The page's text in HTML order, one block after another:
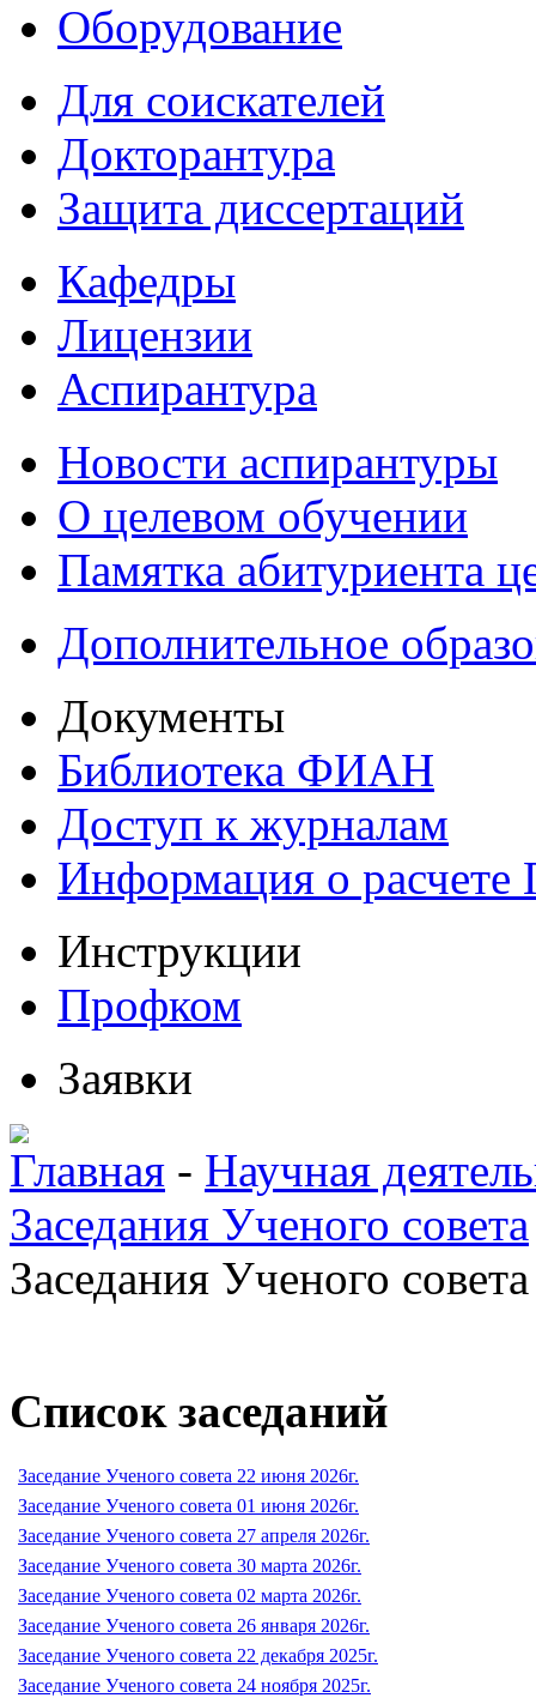
Оборудование
Для соискателей
Докторантура
Защита диссертаций
Кафедры
Лицензии
Аспирантура
Новости аспирантуры
О целевом обучении
Памятка абитуриента
Дополнительное
Документы
Библиотека ФИАН
Доступ к журналам
Информация о
Инструкции
Профком
Заявки
Главная - Научная
Заседания Ученого совета
Заседания Ученого
Список заседаний
Заседание Ученого совета 22 июня 2026г.
Заседание Ученого совета 01 июня 2026г.
Заседание Ученого совета 27 апреля 2026г.
Заседание Ученого совета 30 марта 2026г.
Заседание Ученого совета 02 марта 2026г.
Заседание Ученого совета 26 января 2026г.
Заседание Ученого совета 22 декабря 2025г.
Заседание Ученого совета 24 ноября 2025г.